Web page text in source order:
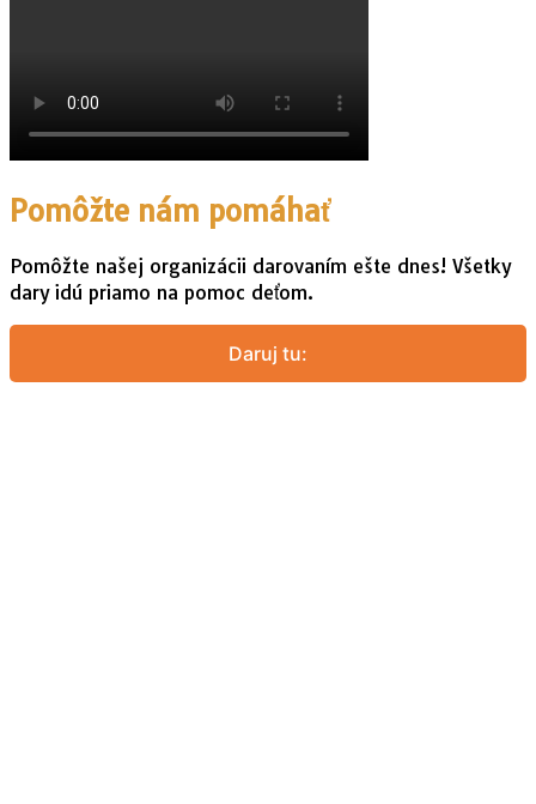
Pomôžte nám pomáhať
Pomôžte našej organizácii darovaním ešte dnes! Všetky
dary idú priamo na pomoc deťom.
Daruj tu: